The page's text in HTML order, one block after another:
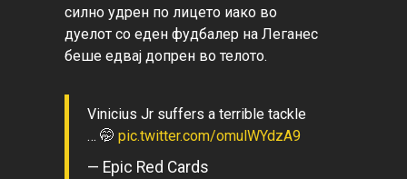
силно удрен по лицето иако во
дуелот со еден фудбалер на Леганес
Vinicius Jr suffers a terrible tackle
… 🤭 pic.twitter.com/omulWYdzA9
— Epic Red Cards